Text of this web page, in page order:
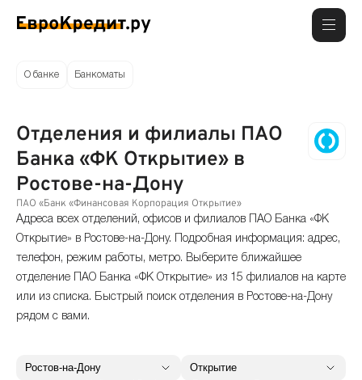
О банке Банкоматы
Отделения и филиалы ПАО
Банка «ФК Открытие» в
Ростове-на-Дону
ПАО «Банк «Финансовая Корпорация Открытие»
Адреса всех отделений, офисов и филиалов ПАО Банка «ФК
Открытие» в Ростове-на-Дону. Подробная информация: адрес,
телефон, режим работы, метро. Выберите ближайшее
отделение ПАО Банка «ФК Открытие» из 15 филиалов на карте
или из списка. Быстрый поиск отделения в Ростове-на-Дону
рядом с вами.